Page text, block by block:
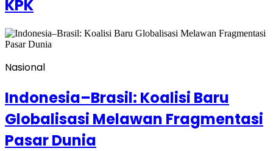
KPK
Nasional
Indonesia–Brasil: Koalisi Baru
Globalisasi Melawan Fragmentasi
Pasar Dunia